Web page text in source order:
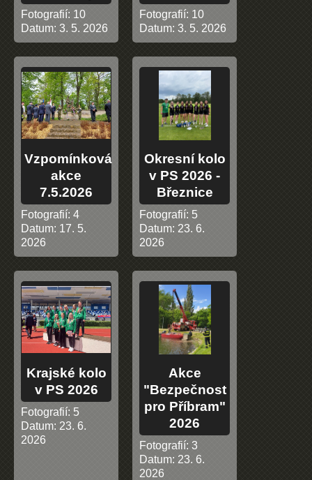
Fotografií: 10
Datum: 3. 5. 2026
Fotografií: 10
Datum: 3. 5. 2026
Vzpomínková
akce
7.5.2026
Fotografií: 4
Datum: 17. 5.
2026
Okresní kolo
v PS 2026 -
Březnice
Fotografií: 5
Datum: 23. 6.
2026
Krajské kolo
v PS 2026
Fotografií: 5
Datum: 23. 6.
2026
Akce
"Bezpečnost
pro Příbram"
2026
Fotografií: 3
Datum: 23. 6.
2026